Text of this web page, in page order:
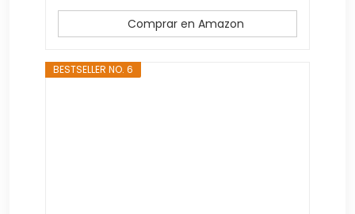
Comprar en Amazon
BESTSELLER NO. 6